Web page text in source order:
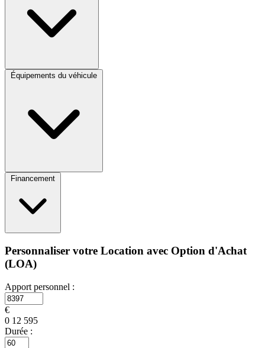
Équipements du véhicule
Financement
Personnaliser votre Location avec Option d'Achat
(LOA)
Apport personnel :
€
0 12 595
Durée :